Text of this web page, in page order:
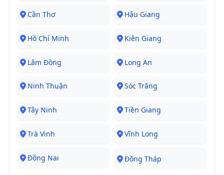
Cần Thơ Hậu Giang
Hồ Chí Minh Kiên Giang
Lâm Đồng Long An
Ninh Thuận Sóc Trăng
Tây Ninh Tiền Giang
Trà Vinh Vĩnh Long
Đồng Nai Đồng Tháp